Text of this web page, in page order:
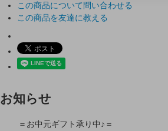
この商品について問い合わせる
この商品を友達に教える
お知らせ
＝お中元ギフト承り中♪＝